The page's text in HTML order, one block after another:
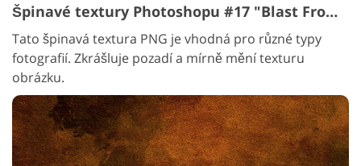
Špinavé textury Photoshopu #17 "Blast From The Past"
Tato špinavá textura PNG je vhodná pro různé typy
fotografií. Zkrášluje pozadí a mírně mění texturu
obrázku.